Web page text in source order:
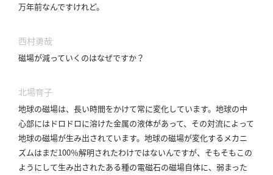
万年前なんですけれど。
西村勇哉
磁場が減っていくのはなぜですか？
北場育子
地球の磁場は、長い時間をかけて常に変化しています。 地球の中
心部にはドロドロに溶けた金属の液体があって、その対流によって
地球の磁場が生み出されています。 地球の磁場が変化するメカニ
ズムはまだ100％解明されたわけではないんですが、そもそもこの
ようにして生み出されたある種の電磁石の磁場自体に、弱まった